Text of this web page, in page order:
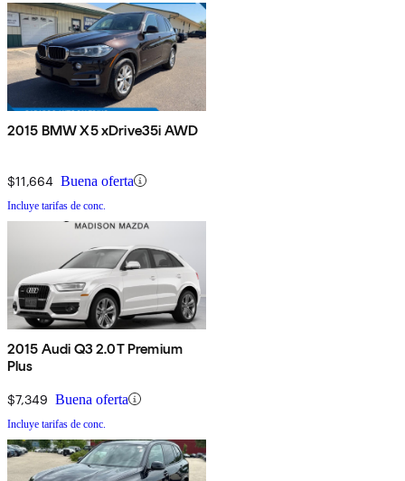
2015 BMW X5 xDrive35i AWD
$11,664 Buena oferta
Incluye tarifas de conc.
2015 Audi Q3 2.0T Premium
Plus
$7,349 Buena oferta
Incluye tarifas de conc.